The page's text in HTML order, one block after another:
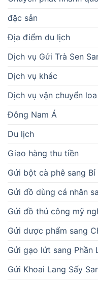
đặc sản
Địa điểm du lịch
Dịch vụ Gửi Trà Sen
Dịch vụ khác
Dịch vụ vận chuyển
Đông Nam Á
Du lịch
Giao hàng thu tiền
Gửi bột cà phê sang Bỉ
Gửi đồ dùng cá nhân
Gửi đồ thủ công mỹ
Gửi dược phẩm sang
Gửi gạo lứt sang Phần
Gửi Khoai Lang Sấy